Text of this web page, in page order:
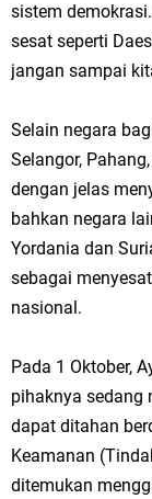
sistem
sesat seperti
jangan sampai
Selain negara
Selangor,
dengan jelas
bahkan negara
Yordania dan
sebagai
nasional.
Pada 1 Oktober,
pihaknya sedang
dapat ditahan
Keamanan
ditemukan